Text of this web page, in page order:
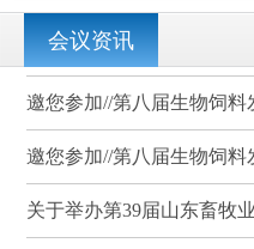
会议资讯
关于举办第39届山东畜牧